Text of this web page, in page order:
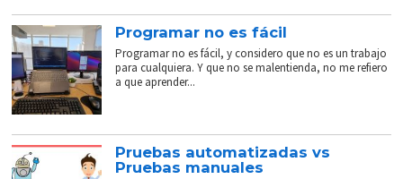
Programar no es fácil
Programar no es fácil, y considero que no es un trabajo
para cualquiera. Y que no se malentienda, no me refiero
a que aprender...
Pruebas automatizadas vs
Pruebas manuales